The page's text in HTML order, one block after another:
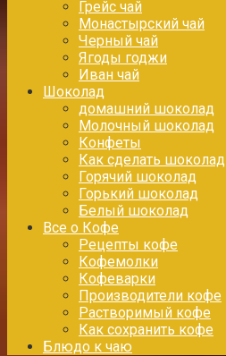
Грейс чай
Монастырский чай
Черный чай
Ягоды годжи
Иван чай
Шоколад
домашний шоколад
Молочный шоколад
Конфеты
Как сделать шоколад
Горячий шоколад
Горький шоколад
Белый шоколад
Все о Кофе
Рецепты кофе
Кофемолки
Кофеварки
Производители кофе
Растворимый кофе
Как сохранить кофе
Блюдо к чаю